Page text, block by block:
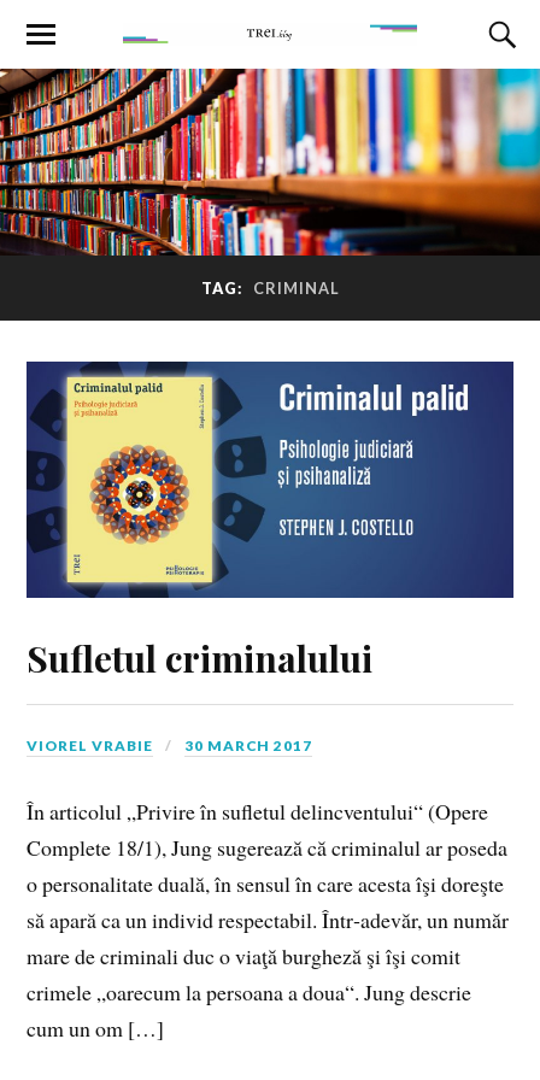
TAG: CRIMINAL
Sufletul criminalului
VIOREL VRABIE 30 MARCH 2017
În articolul „Privire în sufletul delincventului“ (Opere
Complete 18/1), Jung sugerează că criminalul ar poseda
o personalitate duală, în sensul în care acesta îşi doreşte
să apară ca un individ respectabil. Într‑adevăr, un număr
mare de criminali duc o viaţă burgheză şi îşi comit
crimele „oarecum la persoana a doua“. Jung descrie
cum un om […]